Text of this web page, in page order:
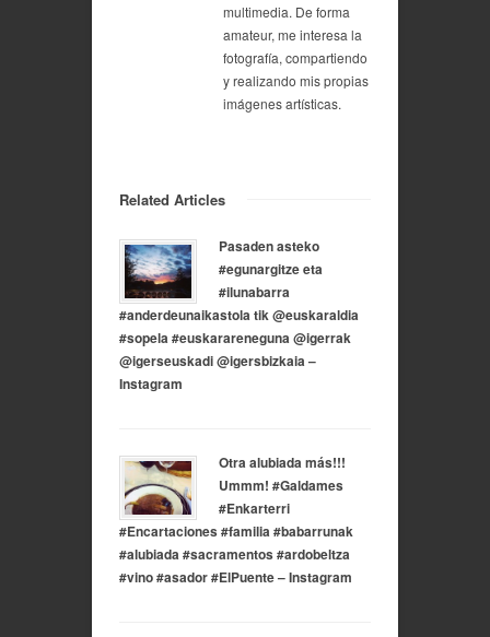
multimedia. De forma
amateur, me interesa la
fotografía, compartiendo
y realizando mis propias
imágenes artísticas.
Related Articles
Pasaden asteko
#egunargitze eta
#ilunabarra
#anderdeunaikastola tik @euskaraldia
#sopela #euskarareneguna @igerrak
@igerseuskadi @igersbizkaia –
Instagram
Otra alubiada más!!!
Ummm! #Galdames
#Enkarterri
#Encartaciones #familia #babarrunak
#alubiada #sacramentos #ardobeltza
#vino #asador #ElPuente – Instagram